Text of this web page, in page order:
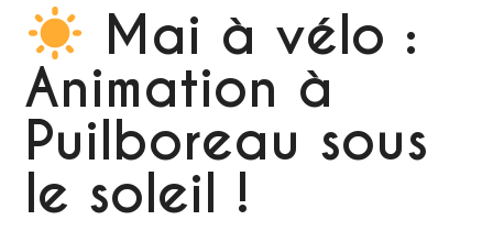
Mai à vélo :
Animation à
Puilboreau sous
le soleil !